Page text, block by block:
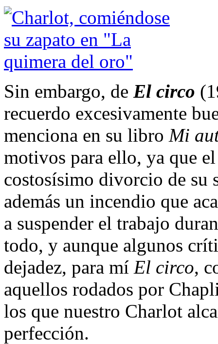
Sin embargo, de El circo
recuerdo excesivamente
menciona en su libro Mi
motivos para ello, ya que
costosísimo divorcio de su
además un incendio que
a suspender el trabajo
todo, y aunque algunos
dejadez, para mí El circo,
aquellos rodados por
los que nuestro Charlot
perfección.